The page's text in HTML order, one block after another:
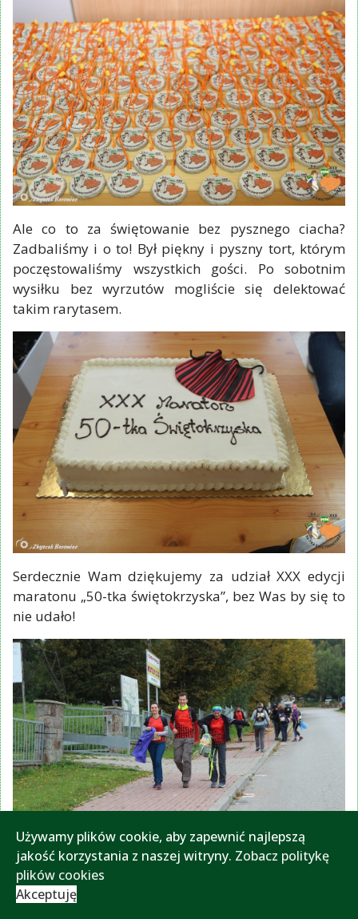
Ale co to za świętowanie bez pysznego ciacha?
Zadbaliśmy i o to! Był piękny i pyszny tort, którym
poczęstowaliśmy wszystkich gości. Po sobotnim
wysiłku bez wyrzutów mogliście się delektować
takim rarytasem.
Serdecznie Wam dziękujemy za udział XXX edycji
nie udało!
Używamy plików cookie, aby zapewnić najlepszą
jakość korzystania z naszej witryny. Zobacz politykę
plików cookies
Akceptuję